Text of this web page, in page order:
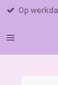
Ga
naar
Op